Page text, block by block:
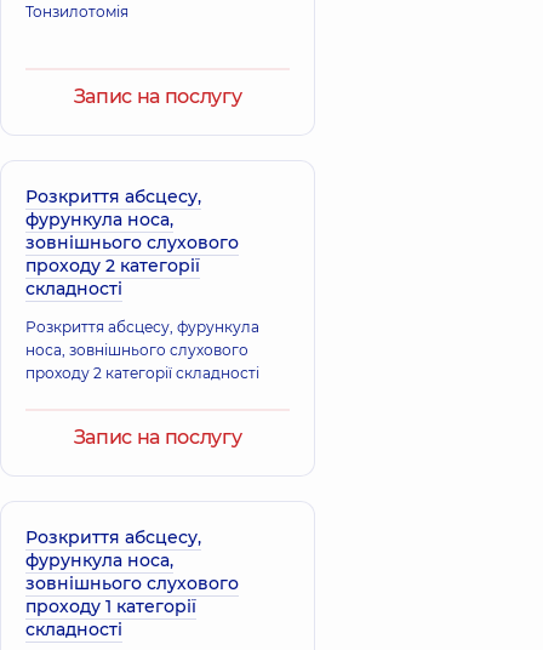
Тонзилотомія
Запис на послугу
Розкриття абсцесу,
фурункула носа,
зовнішнього слухового
проходу 2 категорії
складності
Розкриття абсцесу, фурункула
носа, зовнішнього слухового
проходу 2 категорії складності
Запис на послугу
Розкриття абсцесу,
фурункула носа,
зовнішнього слухового
проходу 1 категорії
складності